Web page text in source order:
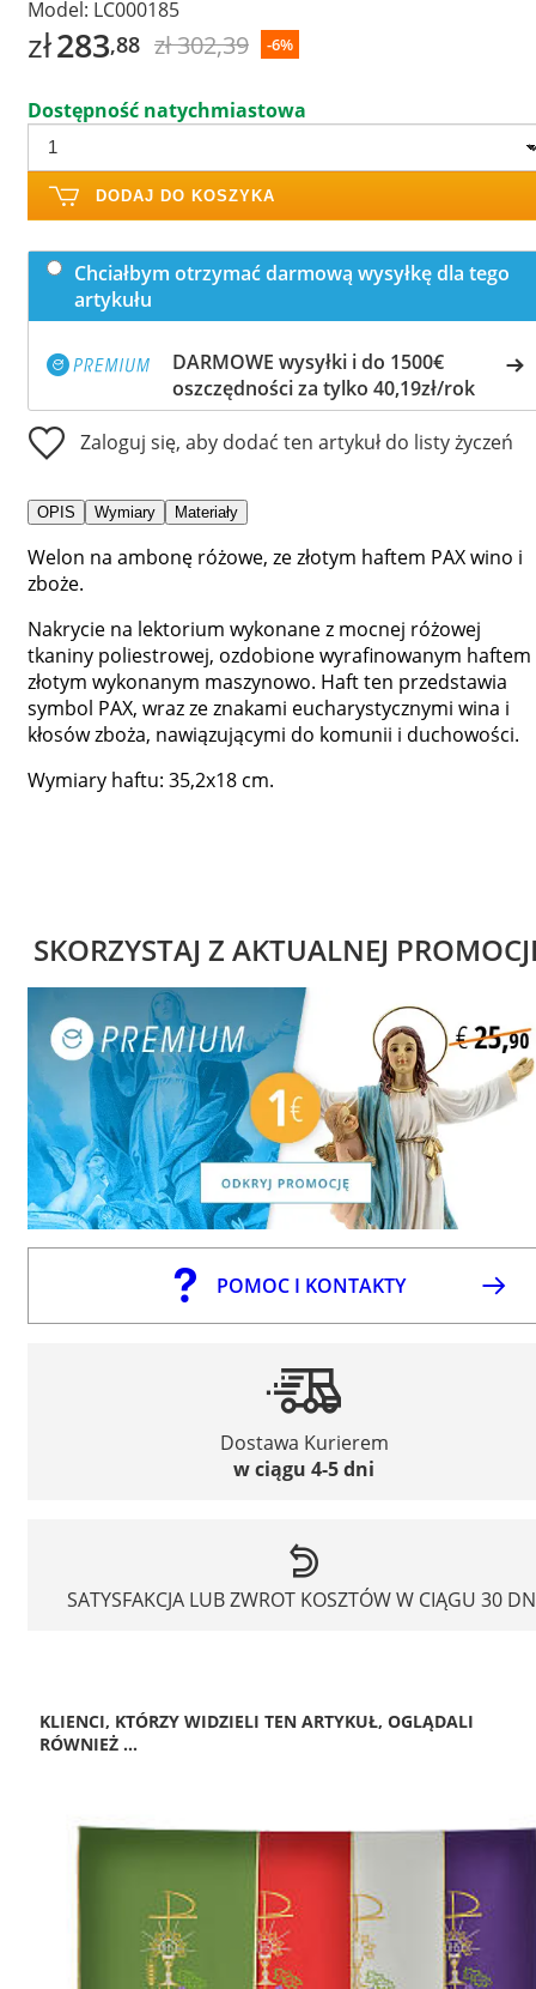
Model: LC000185
zł283,88 zł 302,39 -6%
Dostępność natychmiastowa
DODAJ DO KOSZYKA
Chciałbym otrzymać darmową wysyłkę dla tego
artykułu
DARMOWE wysyłki i do 1500€
oszczędności za tylko 40,19zł/rok
Zaloguj się, aby dodać ten artykuł do listy życzeń
OPIS Wymiary Materiały
Welon na ambonę różowe, ze złotym haftem PAX wino i
zboże.
Nakrycie na lektorium wykonane z mocnej różowej
tkaniny poliestrowej, ozdobione wyrafinowanym haftem
złotym wykonanym maszynowo. Haft ten przedstawia
symbol PAX, wraz ze znakami eucharystycznymi wina i
kłosów zboża, nawiązującymi do komunii i duchowości.
Wymiary haftu: 35,2x18 cm.
SKORZYSTAJ Z AKTUALNEJ
POMOC I KONTAKTY
Dostawa Kurierem
w ciągu 4-5 dni
SATYSFAKCJA LUB ZWROT KOSZTÓW W CIĄGU 30
KLIENCI, KTÓRZY WIDZIELI TEN ARTYKUŁ, OGLĄDALI
RÓWNIEŻ ...